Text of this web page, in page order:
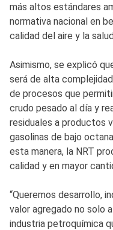
más altos estándares
normativa nacional en
calidad del aire y la
Asimismo, se explicó
será de alta
de procesos que
crudo pesado al día y
residuales a productos
gasolinas de bajo
esta manera, la NRT
calidad y en mayor
“Queremos desarrollo,
valor agregado no solo
industria petroquímica